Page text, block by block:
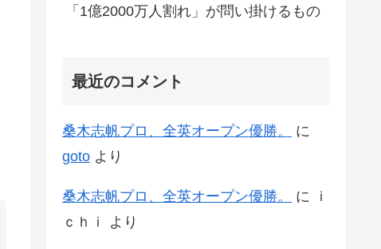
「1億2000万人割れ」が問い掛けるもの
最近のコメント
桑木志帆プロ、全英オープン優勝。
に
goto より
桑木志帆プロ、全英オープン優勝。 に
ｉ
ｃｈｉ
より